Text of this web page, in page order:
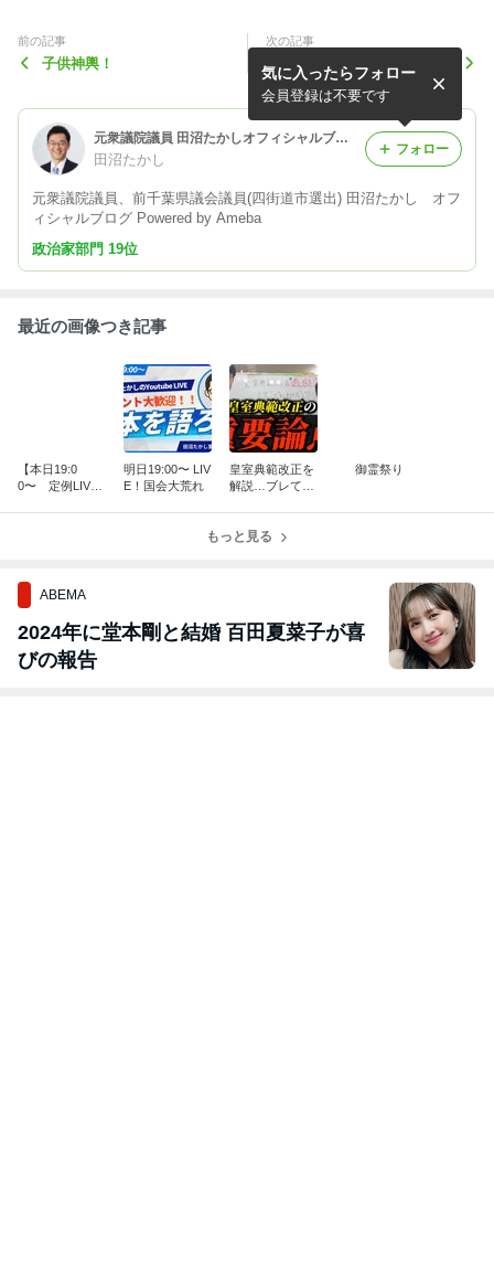
前の記事
子供神輿！
次の記事
アクセンチュアにて講話！
元衆議院議員 田沼たかしオフィシャルブログ Powered by Ameba
田沼たかし
元衆議院議員、前千葉県議会議員(四街道市選出) 田沼たかし オフ
ィシャルブログ Powered by Ameba
気に入ったらフォロー
会員登録は不要です
フォロー
政治家部門 19位
最近の画像つき記事
【本日19:0
0〜 定例LIV
明日19:00〜 LIV
E！国会大荒れ
皇室典範改正を
解説…ブレては
御霊祭り
もっと見る
ABEMA
2024年に堂本剛と結婚 百田夏菜子が喜
びの報告